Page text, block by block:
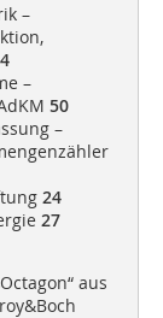
–
–
50
–
24
27
aus